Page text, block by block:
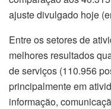
ajuste divulgado hoje
Entre os setores de
melhores resultados
de serviços (110.956
principalmente em
informação,